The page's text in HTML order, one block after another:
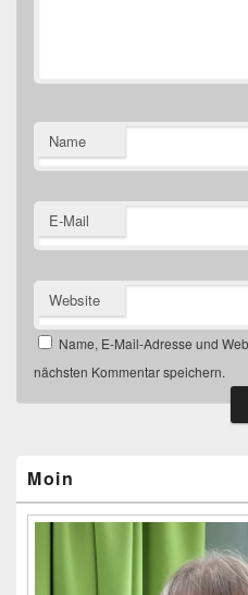
Name
E-Mail
Website
Name, E-Mail-Adresse und
nächsten Kommentar speichern.
Widgetbereich
Moin